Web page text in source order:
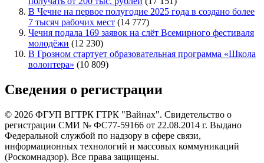
В Чечне на первое полугодие 2025 года в создано более
7 тысяч рабочих мест (14 777)
Чечня подала 169 заявок на слёт Всемирного фестиваля
молодёжи (12 230)
В Грозном стартует образовательная программа «Школа
волонтера» (10 809)
Сведения о регистрации
© 2026 ФГУП ВГТРК ГТРК "Вайнах". Свидетельство о
регистрации СМИ № ФС77-59166 от 22.08.2014 г. Выдано
Федеральной службой по надзору в сфере связи,
информационных технологий и массовых коммуникаций
(Роскомнадзор). Все права защищены.